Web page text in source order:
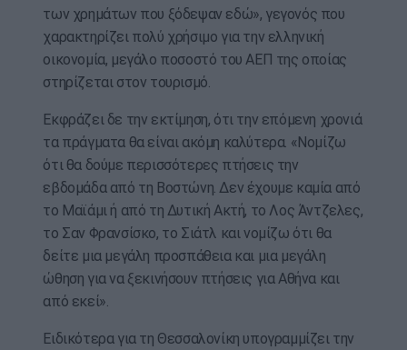
των χρημάτων που ξόδεψαν εδώ», γεγονός που
χαρακτηρίζει πολύ χρήσιμο για την ελληνική
οικονομία, μεγάλο ποσοστό του ΑΕΠ της οποίας
στηρίζεται στον τουρισμό.
Εκφράζει δε την εκτίμηση, ότι την επόμενη χρονιά
τα πράγματα θα είναι ακόμη καλύτερα. «Νομίζω
ότι θα δούμε περισσότερες πτήσεις την
εβδομάδα από τη Βοστώνη. Δεν έχουμε καμία από
το Μαϊάμι ή από τη Δυτική Ακτή, το Λος Άντζελες,
το Σαν Φρανσίσκο, το Σιάτλ και νομίζω ότι θα
δείτε μια μεγάλη προσπάθεια και μια μεγάλη
ώθηση για να ξεκινήσουν πτήσεις για Αθήνα και
από εκεί».
Ειδικότερα για τη Θεσσαλονίκη υπογραμμίζει την